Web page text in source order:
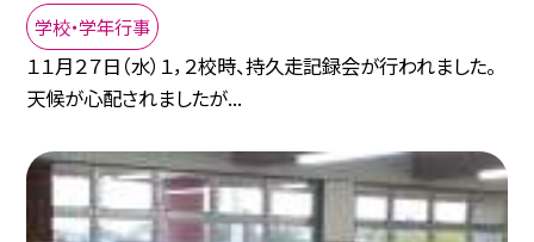
学校・学年行事
１１月２７日（水）１，２校時、持久走記録会が行われました。
天候が心配されましたが...